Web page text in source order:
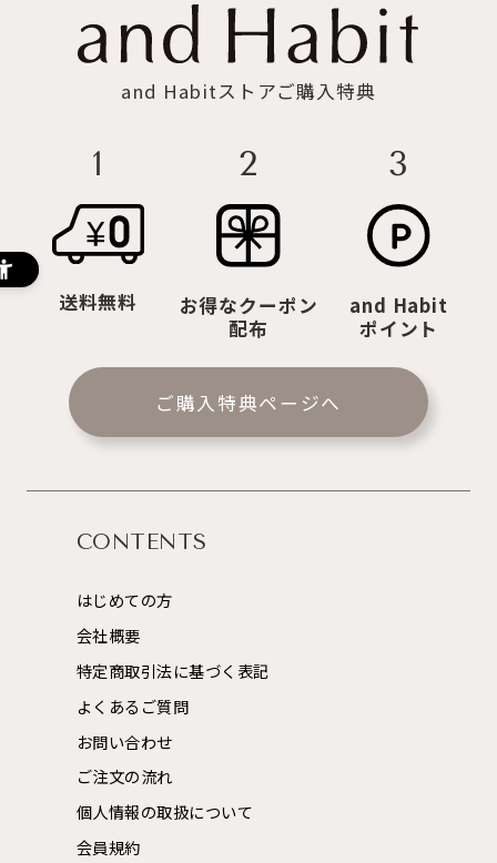
and Habitストアご購入特典
1
送料無料
2
お得なクーポン
配布
3
and Habit
ポイント
ご購入特典ページへ
CONTENTS
はじめての方
会社概要
特定商取引法に基づく表記
よくあるご質問
お問い合わせ
ご注文の流れ
個人情報の取扱について
会員規約